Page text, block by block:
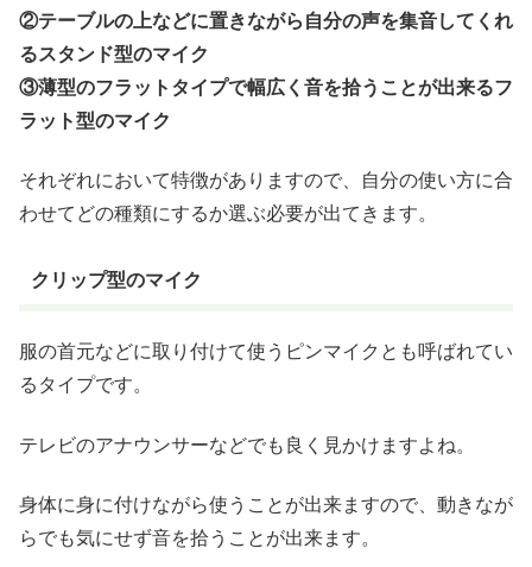
②テーブルの上などに置きながら自分の声を集音してくれ
るスタンド型のマイク
③薄型のフラットタイプで幅広く音を拾うことが出来るフ
ラット型のマイク
それぞれにおいて特徴がありますので、自分の使い方に合
わせてどの種類にするか選ぶ必要が出てきます。
クリップ型のマイク
服の首元などに取り付けて使うピンマイクとも呼ばれてい
るタイプです。
テレビのアナウンサーなどでも良く見かけますよね。
身体に身に付けながら使うことが出来ますので、動きなが
らでも気にせず音を拾うことが出来ます。